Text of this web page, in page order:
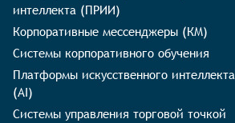
интеллекта (ПРИИ)
Корпоративные мессенджеры (КМ)
Системы корпоративного обучения
Платформы искусственного интеллекта
(AI)
Системы управления торговой точкой